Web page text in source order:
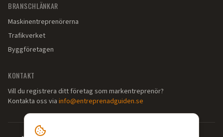
BRANSCHLÄNKAR
Maskinentreprenörerna
Trafikverket
Byggföretagen
KONTAKT
Vill du registrera ditt företag som markentreprenör?
Kontakta oss via info@entreprenadguiden.se